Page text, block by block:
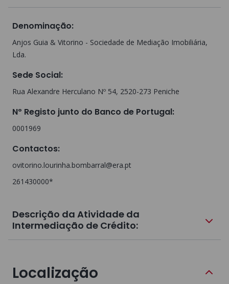
Denominação:
Anjos Guia & Vitorino - Sociedade de Mediação Imobiliária,
Lda.
Sede Social:
Rua Alexandre Herculano Nº 54, 2520-273 Peniche
Nº Registo junto do Banco de Portugal:
0001969
Contactos:
ovitorino.lourinha.bombarral@era.pt
261430000*
Descrição da Atividade da
Intermediação de Crédito:
Localização